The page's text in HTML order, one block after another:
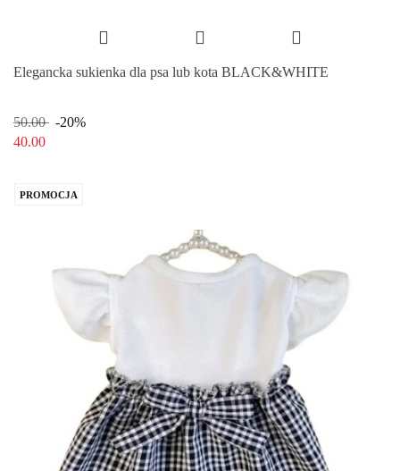
Elegancka sukienka dla psa lub kota BLACK&WHITE
50.00
-20%
40.00
PROMOCJA